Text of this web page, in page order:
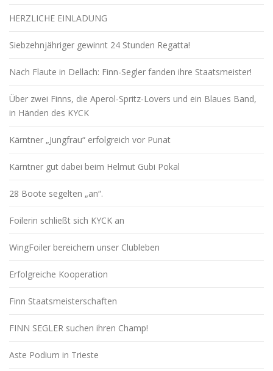
HERZLICHE EINLADUNG
Siebzehnjähriger gewinnt 24 Stunden Regatta!
Nach Flaute in Dellach: Finn-Segler fanden ihre Staatsmeister!
Über zwei Finns, die Aperol-Spritz-Lovers und ein Blaues Band,
in Händen des KYCK
Kärntner „Jungfrau“ erfolgreich vor Punat
Kärntner gut dabei beim Helmut Gubi Pokal
28 Boote segelten „an“.
Foilerin schließt sich KYCK an
WingFoiler bereichern unser Clubleben
Erfolgreiche Kooperation
Finn Staatsmeisterschaften
FINN SEGLER suchen ihren Champ!
Aste Podium in Trieste